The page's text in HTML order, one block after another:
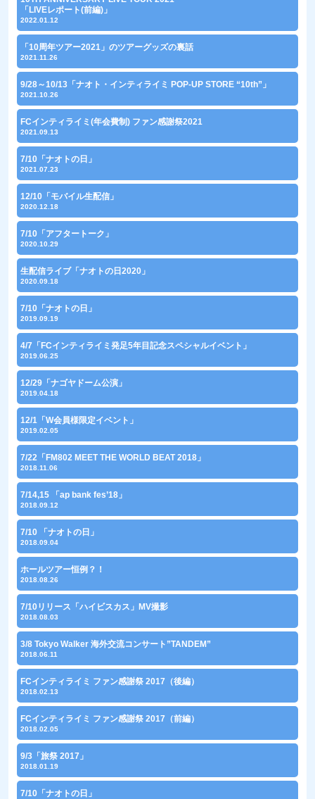
「LIVEレポート(前編)」
2022.01.12
「10周年ツアー2021」のツアーグッズの裏話
2021.11.26
9/28～10/13「ナオト・インティライミ POP-UP STORE “10th”」
2021.10.26
FCインティライミ(年会費制) ファン感謝祭2021
2021.09.13
7/10「ナオトの日」
2021.07.23
12/10「モバイル生配信」
2020.12.18
7/10「アフタートーク」
2020.10.29
生配信ライブ「ナオトの日2020」
2020.09.18
7/10「ナオトの日」
2019.09.19
4/7「FCインティライミ発足5年目記念スペシャルイベント」
2019.06.25
12/29「ナゴヤドーム公演」
2019.04.18
12/1「W会員様限定イベント」
2019.02.05
7/22「FM802 MEET THE WORLD BEAT 2018」
2018.11.06
7/14,15 「ap bank fes’18」
2018.09.12
7/10 「ナオトの日」
2018.09.04
ホールツアー恒例？！
2018.08.26
7/10リリース「ハイビスカス」MV撮影
2018.08.03
3/8 Tokyo Walker 海外交流コンサート”TANDEM”
2018.06.11
FCインティライミ ファン感謝祭 2017（後編）
2018.02.13
FCインティライミ ファン感謝祭 2017（前編）
2018.02.05
9/3「旅祭 2017」
2018.01.19
7/10「ナオトの日」